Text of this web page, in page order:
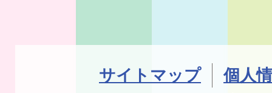
サイトマップ
個人